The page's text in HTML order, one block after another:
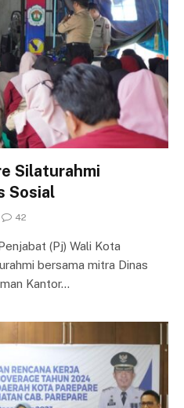
Silaturahmi
Sosial
42
(Pj) Wali Kota
bersama mitra Dinas
Kantor…